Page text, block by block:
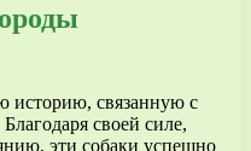
историю, связанную с
своей силе,
эти собаки успешно